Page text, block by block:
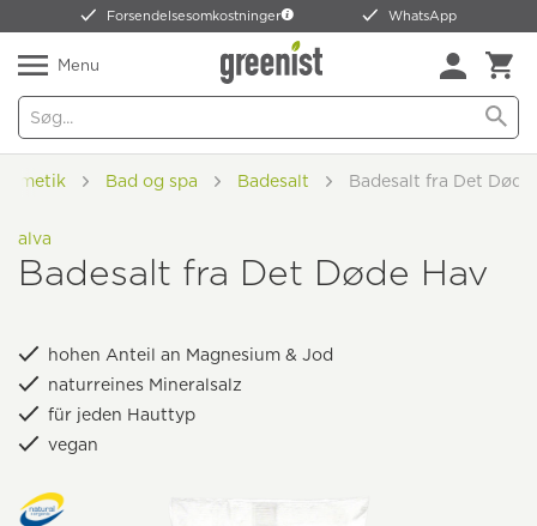
Forsendelsesomkostninger WhatsApp
Menu
Bad og spa Badesalt Badesalt fra Det Døde
alva
Badesalt fra Det Døde Hav
hohen Anteil an Magnesium & Jod
naturreines Mineralsalz
für jeden Hauttyp
vegan